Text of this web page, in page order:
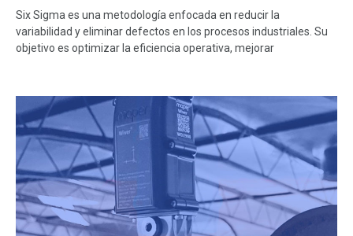
Six Sigma es una metodología enfocada en reducir la
variabilidad y eliminar defectos en los procesos industriales. Su
objetivo es optimizar la eficiencia operativa, mejorar